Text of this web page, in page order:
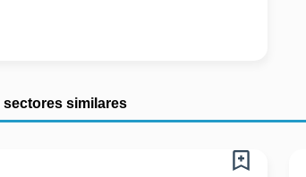
sectores similares